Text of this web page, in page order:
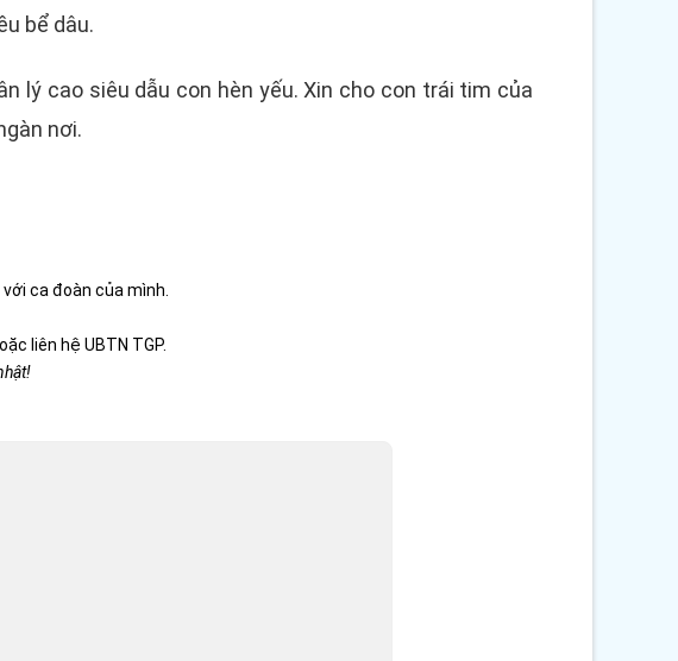
bể dâu.
lý cao siêu dẫu con hèn yếu. Xin cho con trái tim của
nơi.
ca đoàn của mình.
liên hệ UBTN TGP.